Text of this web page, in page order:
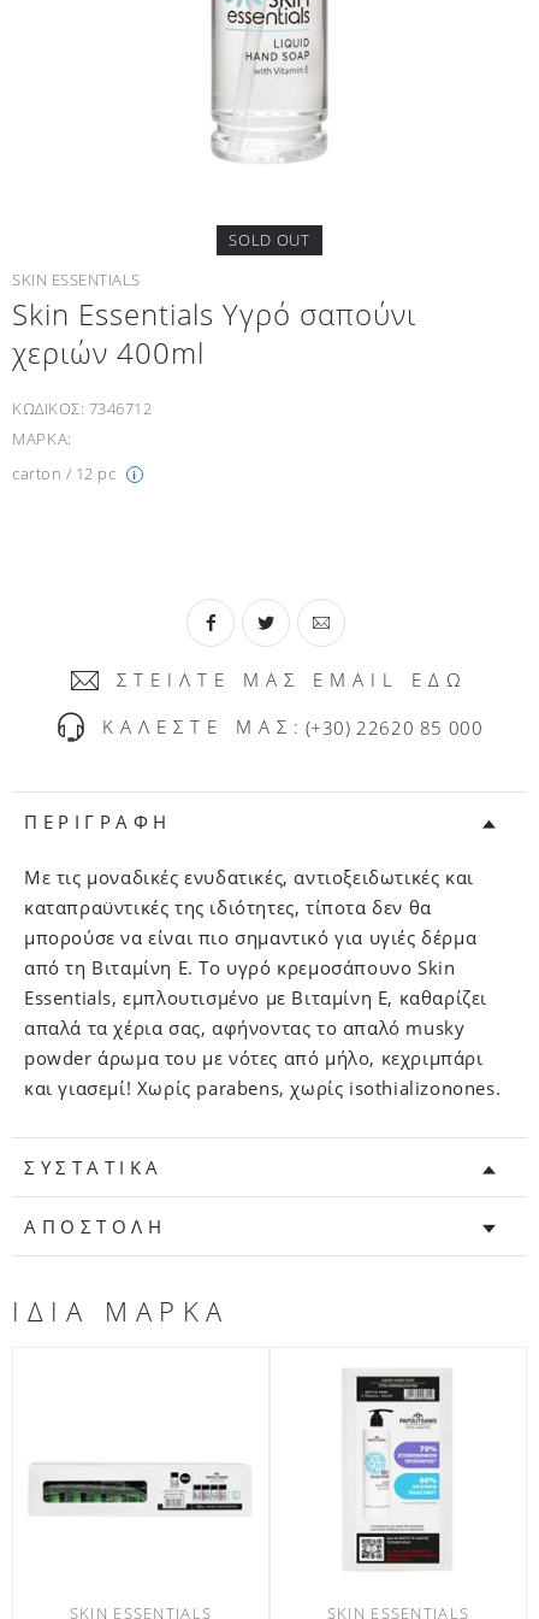
SOLD OUT
SKIN ESSENTIALS
Skin Essentials Υγρό σαπούνι
χεριών 400ml
ΚΩΔΙΚΟΣ: 7346712
ΜΑΡΚΑ:
carton / 12 pc
i
ΣΤΕΙΛΤΕ ΜΑΣ EMAIL ΕΔΩ
ΚΑΛΕΣΤΕ ΜΑΣ: (+30) 22620 85 000
ΠΕΡΙΓΡΑΦΗ
Με τις μοναδικές ενυδατικές, αντιοξειδωτικές και
καταπραϋντικές της ιδιότητες, τίποτα δεν θα
μπορούσε να είναι πιο σημαντικό για υγιές δέρμα
από τη Βιταμίνη Ε. Tο υγρό κρεμοσάπουνο Skin
Essentials, εμπλουτισμένo με Βιταμίνη Ε, καθαρίζει
απαλά τα χέρια σας, αφήνοντας το απαλό musky
powder άρωμα του με νότες από μήλο, κεχριμπάρι
και γιασεμί! Xωρίς parabens, χωρίς isothializonones.
ΣΥΣΤΑΤΙΚΑ
ΑΠΟΣΤΟΛΗ
ΙΔΙΑ ΜΑΡΚΑ
SKIN ESSENTIALS SKIN ESSENTIALS